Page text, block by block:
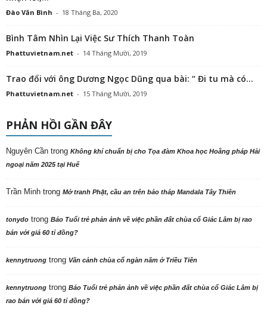
Đào Văn Bình - 18 Tháng Ba, 2020
Bình Tâm Nhìn Lại Việc Sư Thích Thanh Toàn
Phattuvietnam.net - 14 Tháng Mười, 2019
Trao đổi với ông Dương Ngọc Dũng qua bài: “ Đi tu mà có...
Phattuvietnam.net - 15 Tháng Mười, 2019
PHẢN HỒI GẦN ĐÂY
Nguyên Cần trong Không khí chuẩn bị cho Tọa đàm Khoa học Hoằng pháp Hải
ngoại năm 2025 tại Huế
Trần Minh trong Mở tranh Phật, cầu an trên bảo tháp Mandala Tây Thiên
tonydo trong Báo Tuổi trẻ phản ảnh về việc phần đất chùa cổ Giác Lâm bị rao
bán với giá 60 tỉ đồng?
kennytruong trong Vãn cảnh chùa cổ ngàn năm ở Triều Tiên
kennytruong trong Báo Tuổi trẻ phản ảnh về việc phần đất chùa cổ Giác Lâm bị
rao bán với giá 60 tỉ đồng?